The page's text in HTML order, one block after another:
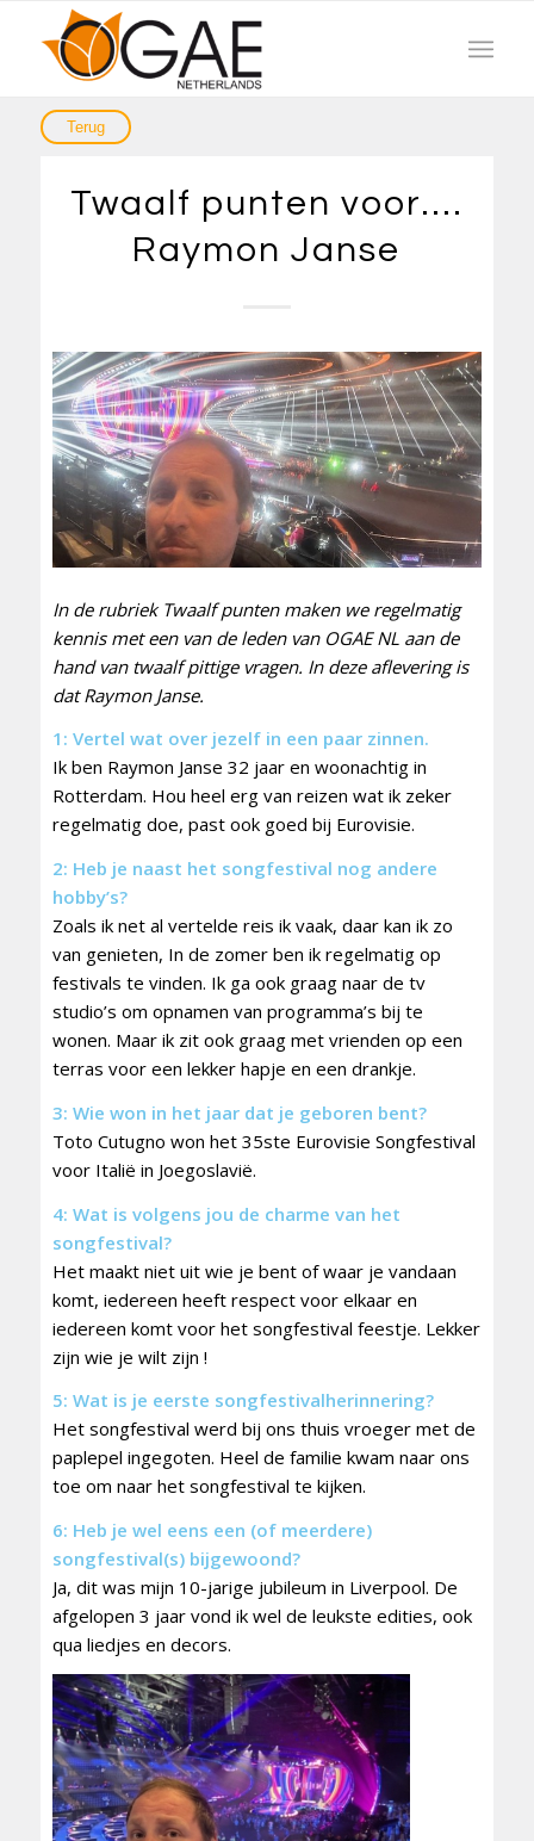
Twaalf punten voor….
Raymon Janse
In de rubriek Twaalf punten maken we regelmatig
kennis met een van de leden van OGAE NL aan de
hand van twaalf pittige vragen. In deze aflevering is
dat Raymon Janse.
1: Vertel wat over jezelf in een paar zinnen.
Ik ben Raymon Janse 32 jaar en woonachtig in
Rotterdam. Hou heel erg van reizen wat ik zeker
regelmatig doe, past ook goed bij Eurovisie.
2: Heb je naast het songfestival nog andere
hobby’s?
Zoals ik net al vertelde reis ik vaak, daar kan ik zo
van genieten, In de zomer ben ik regelmatig op
festivals te vinden. Ik ga ook graag naar de tv
studio’s om opnamen van programma’s bij te
wonen. Maar ik zit ook graag met vrienden op een
terras voor een lekker hapje en een drankje.
3: Wie won in het jaar dat je geboren bent?
Toto Cutugno won het 35ste Eurovisie Songfestival
voor Italië in Joegoslavië.
4: Wat is volgens jou de charme van het
songfestival?
Het maakt niet uit wie je bent of waar je vandaan
komt, iedereen heeft respect voor elkaar en
iedereen komt voor het songfestival feestje. Lekker
zijn wie je wilt zijn !
5: Wat is je eerste songfestivalherinnering?
Het songfestival werd bij ons thuis vroeger met de
paplepel ingegoten. Heel de familie kwam naar ons
toe om naar het songfestival te kijken.
6: Heb je wel eens een (of meerdere)
songfestival(s) bijgewoond?
Ja, dit was mijn 10-jarige jubileum in Liverpool. De
afgelopen 3 jaar vond ik wel de leukste edities, ook
qua liedjes en decors.